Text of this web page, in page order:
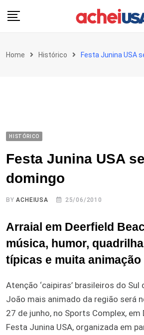
Home Histórico Festa Junina USA
HISTÓRICO
Festa Junina USA
domingo
BYACHEIUSA 25/06/2010
Arraial em Deerfield
música, humor,
típicas e muita animação
Atenção ‘caipiras’ brasileiros do Sul
João mais animado da região será
27 de junho, no Sports Complex, em
Festa Junina USA, organizada em